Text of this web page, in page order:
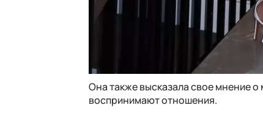
Она также высказала свое мнение
воспринимают отношения.